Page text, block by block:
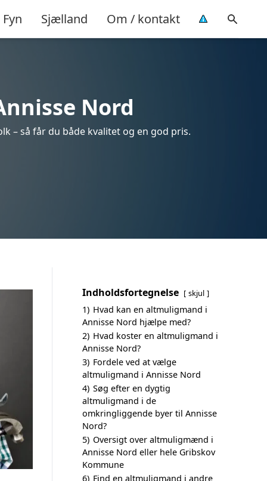
Fyn Sjælland Om / kontakt
Nord
– så får du både kvalitet og en god pris.
Indholdsfortegnelse skjul
1) Hvad kan en altmuligmand i
Annisse Nord hjælpe med?
2) Hvad koster en altmuligmand i
Annisse Nord?
3) Fordele ved at vælge
altmuligmand i Annisse Nord
4) Søg efter en dygtig
altmuligmand i de
omkringliggende byer til Annisse
Nord?
5) Oversigt over altmuligmænd i
Annisse Nord eller hele Gribskov
Kommune
6) Find en altmuligmand i andre